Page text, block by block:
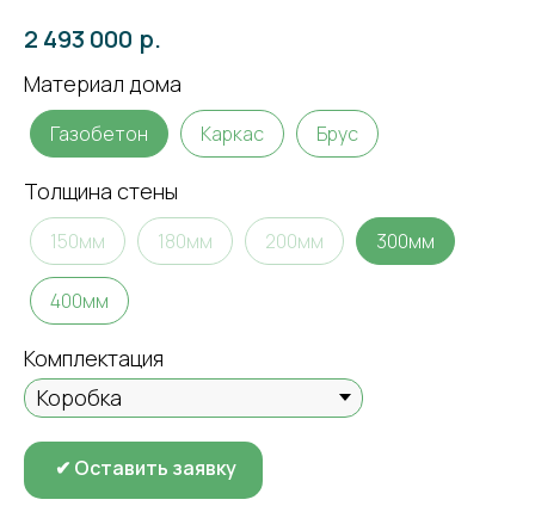
2 493 000 р.
Материал дома
Газобетон Каркас Брус
Толщина стены
150мм 180мм 200мм 300мм
400мм
Комплектация
✔ Оставить заявку